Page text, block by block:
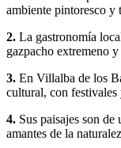
ambiente pintoresco y
2. La gastronomía
gazpacho extremeno
3. En Villalba de los
cultural, con festivales
4. Sus paisajes son
amantes de la